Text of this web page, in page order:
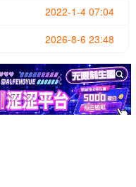
2022-1-4 07:04
2026-8-6 23:48